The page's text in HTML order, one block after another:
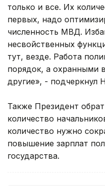
только и все. Их
первых, надо
численность МВД.
несвойственных
тут, везде. Работа
порядок, а охранными
другие», - подчеркнул
Также Президент
количество
количество нужно
повышение зарплат
государства.